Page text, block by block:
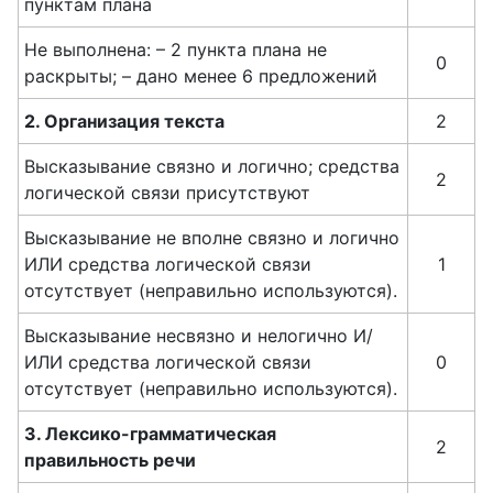
пунктам плана
Не выполнена: – 2 пункта плана не
раскрыты; – дано менее 6 предложений
0
2. Организация текста 2
Высказывание связно и логично; средства
логической связи присутствуют
2
Высказывание не вполне связно и логично
ИЛИ средства логической связи
отсутствует (неправильно используются).
1
Высказывание несвязно и нелогично И/
ИЛИ средства логической связи
отсутствует (неправильно используются).
0
3. Лексико-грамматическая
правильность речи
2